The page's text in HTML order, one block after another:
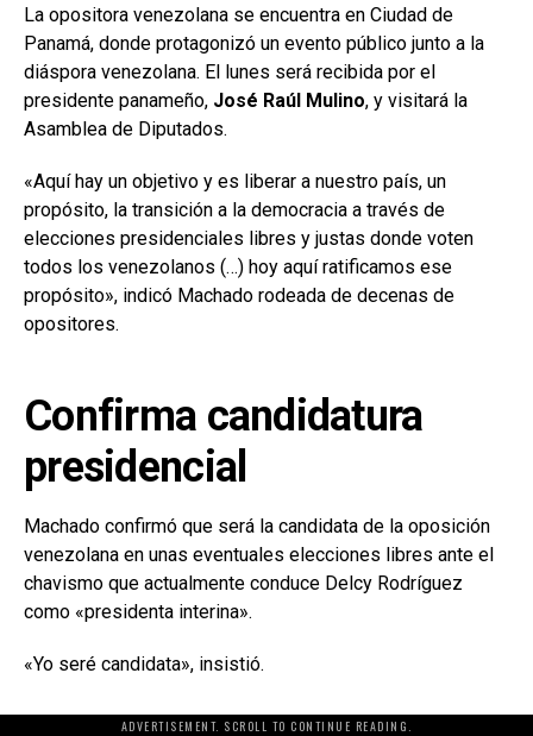
La opositora venezolana se encuentra en Ciudad de
Panamá, donde protagonizó un evento público junto a la
diáspora venezolana. El lunes será recibida por el
presidente panameño, José Raúl Mulino, y visitará la
Asamblea de Diputados.
«Aquí hay un objetivo y es liberar a nuestro país, un
propósito, la transición a la democracia a través de
elecciones presidenciales libres y justas donde voten
todos los venezolanos (…) hoy aquí ratificamos ese
propósito», indicó Machado rodeada de decenas de
opositores.
Confirma candidatura
presidencial
Machado confirmó que será la candidata de la oposición
venezolana en unas eventuales elecciones libres ante el
chavismo que actualmente conduce Delcy Rodríguez
como «presidenta interina».
«Yo seré candidata», insistió.
ADVERTISEMENT. SCROLL TO CONTINUE READING.